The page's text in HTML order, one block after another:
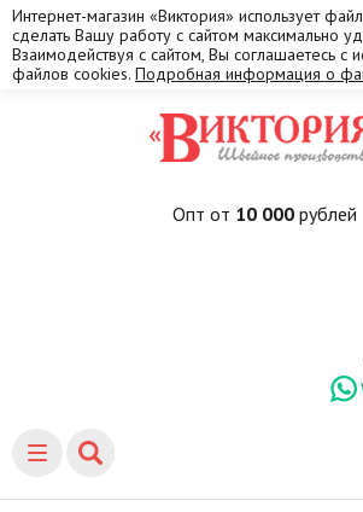
Интернет-магазин «Виктория» использует
сделать Вашу работу с сайтом максимально
Взаимодействуя с сайтом, Вы соглашаетесь с
файлов cookies. Подробная информация о
Опт от 10 000рублей